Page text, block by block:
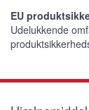
EU
Udelukkende